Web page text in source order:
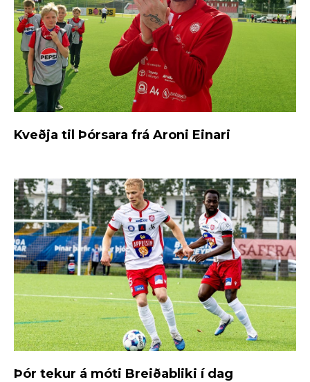
Kveðja til Þórsara frá Aroni Einari
Þór tekur á móti Breiðabliki í dag